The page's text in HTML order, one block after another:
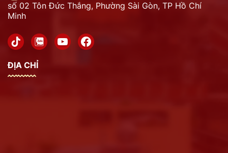
số 02 Tôn Đức Thắng, Phường Sài Gòn, TP Hồ Chí
Minh
ĐỊA CHỈ